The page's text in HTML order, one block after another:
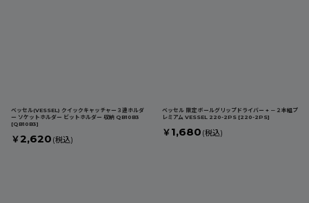
ベッセル(VESSEL) クイックキャッチャー３連ホルダ
ー ソケットホルダー ビットホルダー 収納 QB10B3
[QB10B3]
￥ 2,620 (税込)
ベッセル 限定 ボールグリップドライバー + －２本組プ
レミアム VESSEL 220-2PS [220-2PS]
￥ 1,680 (税込)